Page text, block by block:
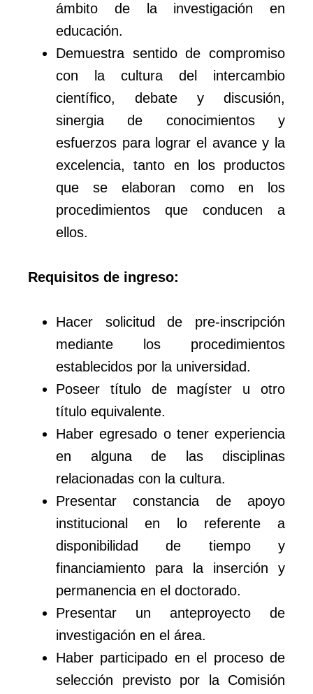
ámbito de la investigación en
educación.
Demuestra sentido de compromiso
con la cultura del intercambio
científico, debate y discusión,
sinergia de conocimientos y
esfuerzos para lograr el avance y la
excelencia, tanto en los productos
que se elaboran como en los
procedimientos que conducen a
ellos.
Requisitos de ingreso:
Hacer solicitud de pre-inscripción
mediante los procedimientos
establecidos por la universidad.
Poseer título de magíster u otro
título equivalente.
Haber egresado o tener experiencia
en alguna de las disciplinas
relacionadas con la cultura.
Presentar constancia de apoyo
institucional en lo referente a
disponibilidad de tiempo y
financiamiento para la inserción y
permanencia en el doctorado.
Presentar un anteproyecto de
investigación en el área.
Haber participado en el proceso de
selección previsto por la Comisión